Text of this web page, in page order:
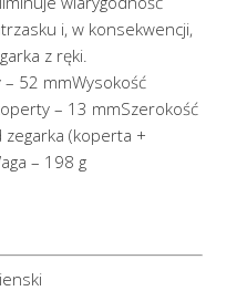
i, w konsekwencji,
z ręki.
– 52 mmWysokość
– 13 mmSzerokość
(koperta +
– 198 g